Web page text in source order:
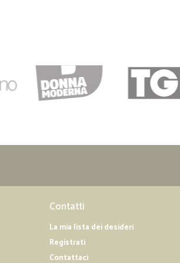
Contatti
La mia lista dei desideri
Registrati
Contattaci